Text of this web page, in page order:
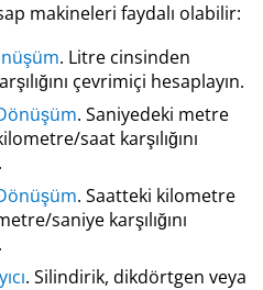
makineleri faydalı olabilir:
. Litre cinsinden
çevrimiçi hesaplayın.
. Saniyedeki metre
saat karşılığını
. Saatteki kilometre
saniye karşılığını
. Silindirik, dikdörtgen veya